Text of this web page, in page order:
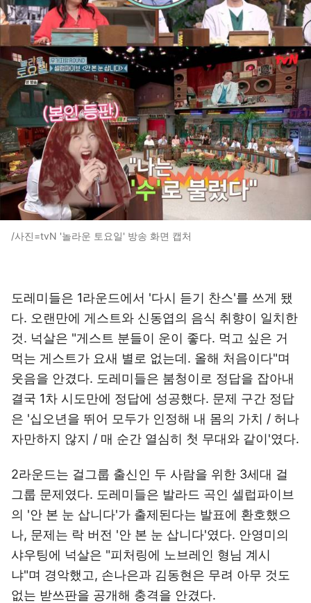
/사진=tvN '놀라운 토요일' 방송 화면 캡처
도레미들은 1라운드에서 '다시 듣기 찬스'를 쓰게 됐
다. 오랜만에 게스트와 신동엽의 음식 취향이 일치한
것. 넉살은 "게스트 분들이 운이 좋다. 먹고 싶은 거
먹는 게스트가 요새 별로 없는데. 올해 처음이다"며
웃음을 안겼다. 도레미들은 붐청이로 정답을 잡아내
결국 1차 시도만에 정답에 성공했다. 문제 구간 정답
은 '십오년을 뛰어 모두가 인정해 내 몸의 가치 / 허나
자만하지 않지 / 매 순간 열심히 첫 무대와 같이'였다.
2라운드는 걸그룹 출신인 두 사람을 위한 3세대 걸
그룹 문제였다. 도레미들은 발라드 곡인 셀럽파이브
의 '안 본 눈 삽니다'가 출제된다는 발표에 환호했으
나, 문제는 락 버전 '안 본 눈 삽니다'였다. 안영미의
샤우팅에 넉살은 "피처링에 노브레인 형님 계시
냐"며 경악했고, 손나은과 김동현은 무려 아무 것도
없는 받쓰판을 공개해 충격을 안겼다.